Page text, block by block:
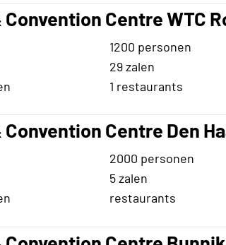
Centre WTC
1200 personen
29 zalen
1 restaurants
Centre Den
2000 personen
5 zalen
restaurants